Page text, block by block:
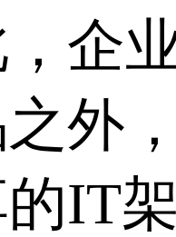
企
外
IT